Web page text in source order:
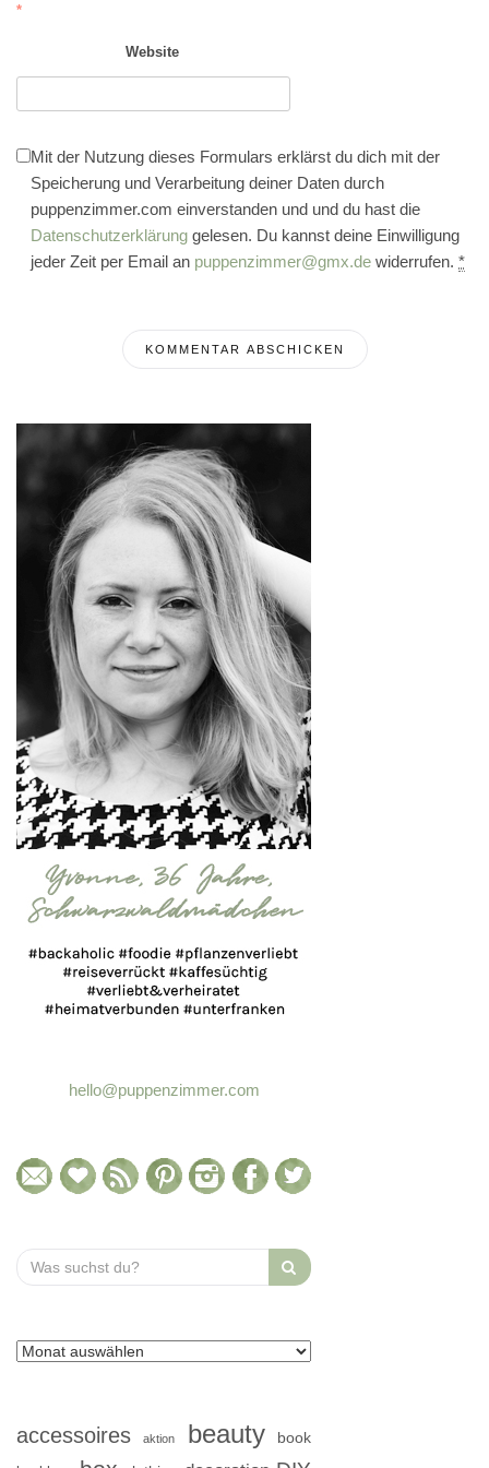
*
Website
Mit der Nutzung dieses Formulars erklärst du dich mit der
Speicherung und Verarbeitung deiner Daten durch
puppenzimmer.com einverstanden und und du hast die
Datenschutzerklärung gelesen. Du kannst deine Einwilligung
jeder Zeit per Email an puppenzimmer@gmx.de widerrufen. *
hello@puppenzimmer.com
Search
for:
accessoires aktion beauty book